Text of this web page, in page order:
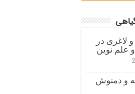
لاغری در
نوین
و دمنوش